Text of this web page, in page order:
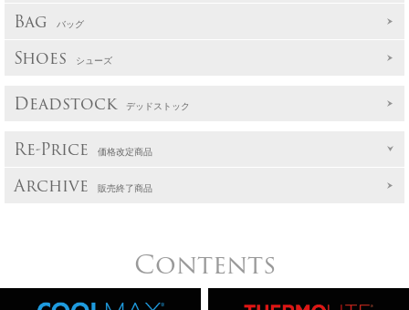
Bag バッグ
Shoes シューズ
Deadstock デッドストック
Re-Price 価格改定商品
Archive 販売終了商品
Contents